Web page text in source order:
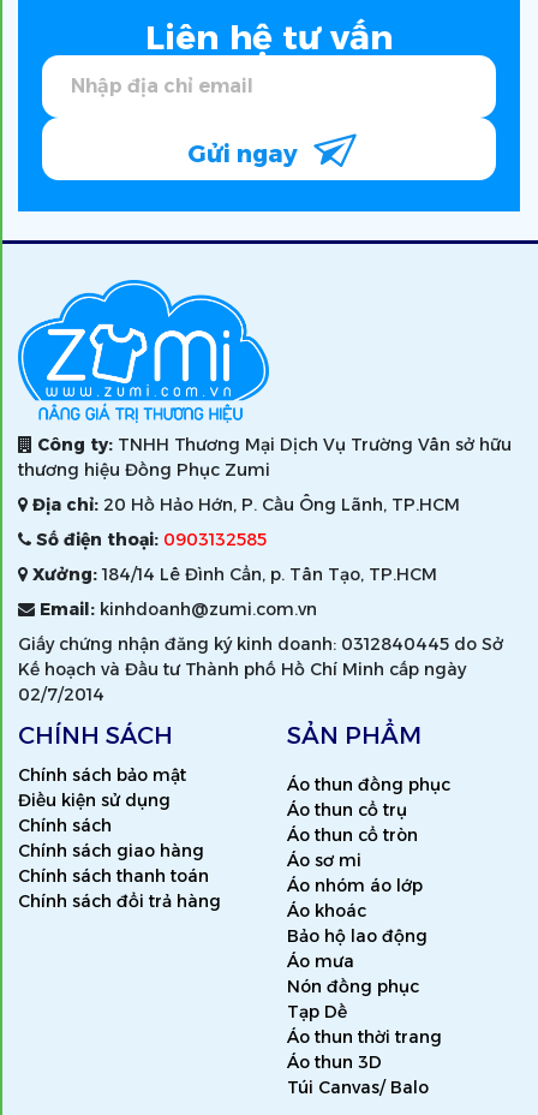
Liên hệ tư vấn
Gửi ngay
Công ty: TNHH Thương Mại Dịch Vụ Trường Vân sở hữu
thương hiệu Đồng Phục Zumi
Địa chỉ: 20 Hồ Hảo Hớn, P. Cầu Ông Lãnh, TP.HCM
Số điện thoại: 0903132585
Xưởng:184/14 Lê Đình Cẩn, p. Tân Tạo, TP.HCM
Email: kinhdoanh@zumi.com.vn
Giấy chứng nhận đăng ký kinh doanh: 0312840445 do Sở
Kế hoạch và Đầu tư Thành phố Hồ Chí Minh cấp ngày
02/7/2014
CHÍNH SÁCH
Chính sách bảo mật
Điều kiện sử dụng
Chính sách
Chính sách giao hàng
Chính sách thanh toán
Chính sách đổi trả hàng
SẢN PHẨM
Áo thun đồng phục
Áo thun cổ trụ
Áo thun cổ tròn
Áo sơ mi
Áo nhóm áo lớp
Áo khoác
Bảo hộ lao động
Áo mưa
Nón đồng phục
Tạp Dề
Áo thun thời trang
Áo thun 3D
Túi Canvas/ Balo